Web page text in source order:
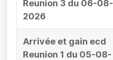
Reunion 3 du 06-08-
2026
Arrivée et gain ecd
Reunion 1 du 05-08-